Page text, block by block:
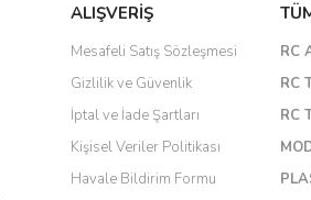
ALIŞVERİŞ
Mesafeli Satış Sözleşmesi
Gizlilik ve Güvenlik
İptal ve İade Şartları
Kişisel Veriler Politikası
Havale Bildirim Formu
RC
RC
RC